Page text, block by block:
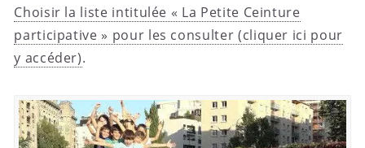
Choisir la liste intitulée « La Petite Ceinture
participative » pour les consulter (cliquer ici pour
y accéder).